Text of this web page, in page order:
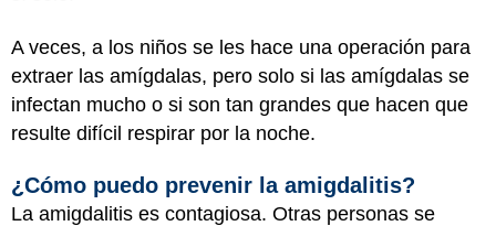
A veces, a los niños se les hace una operación para
extraer las amígdalas, pero solo si las amígdalas se
infectan mucho o si son tan grandes que hacen que
resulte difícil respirar por la noche.
¿Cómo puedo prevenir la amigdalitis?
La amigdalitis es contagiosa. Otras personas se